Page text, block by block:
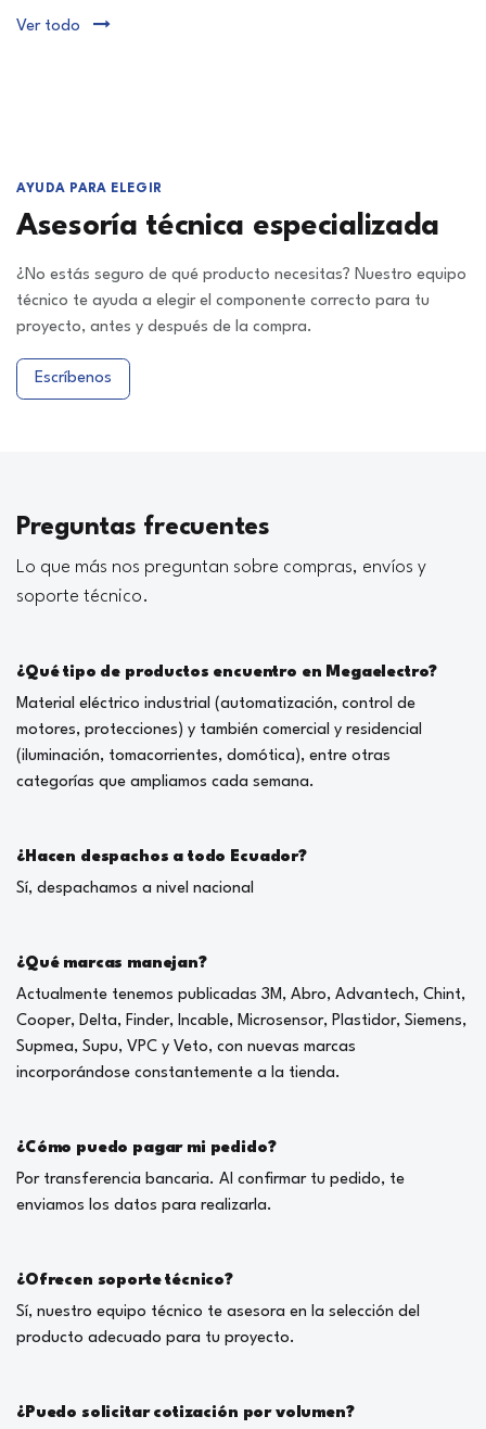
Ver todo
AYUDA PARA ELEGIR
Asesoría técnica especializada
¿No estás seguro de qué producto necesitas? Nuestro equipo
técnico te ayuda a elegir el componente correcto para tu
proyecto, antes y después de la compra.
Escríbenos
Preguntas frecuentes
Lo que más nos preguntan sobre compras, envíos y
soporte técnico.
¿Qué tipo de productos encuentro en Megaelectro?
Material eléctrico industrial (automatización, control de
motores, protecciones) y también comercial y residencial
(iluminación, tomacorrientes, domótica), entre otras
categorías que ampliamos cada semana.
¿Hacen despachos a todo Ecuador?
Sí, despachamos a nivel nacional
¿Qué marcas manejan?
Actualmente tenemos publicadas 3M, Abro, Advantech, Chint,
Cooper, Delta, Finder, Incable, Microsensor, Plastidor, Siemens,
Supmea, Supu, VPC y Veto, con nuevas marcas
incorporándose constantemente a la tienda.
¿Cómo puedo pagar mi pedido?
Por transferencia bancaria. Al confirmar tu pedido, te
enviamos los datos para realizarla.
¿Ofrecen soporte técnico?
Sí, nuestro equipo técnico te asesora en la selección del
producto adecuado para tu proyecto.
¿Puedo solicitar cotización por volumen?